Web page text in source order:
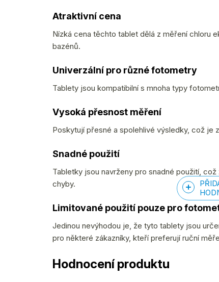
Atraktivní cena
Nízká cena těchto tablet dělá z měření chloru
bazénů.
Univerzální pro různé fotometry
Tablety jsou kompatibilní s mnoha typy
Vysoká přesnost měření
Poskytují přesné a spolehlivé výsledky, což je
Snadné použití
Tabletky jsou navrženy pro snadné použití,
chyby.
Limitované použití pouze pro
Jedinou nevýhodou je, že tyto tablety jsou
pro některé zákazníky, kteří preferují ruční
Hodnocení produktu